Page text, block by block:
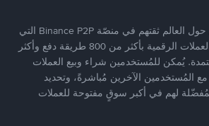
يضع ملايين المُستخدمين حول العالم ثقتهم في منصّة Binance P2P التي
توفّر منصّة آمنة لتداول العملات الرقمية بأكثر من 800 طريقة دفع وأكثر
مُعتمدة. يُمكن للمُستخدمين شراء وبيع العملات
مع المُستخدمين الآخرين مُباشرةً، وتحديد
لهم في أكبر سوقٍ مفتوحة للعملات